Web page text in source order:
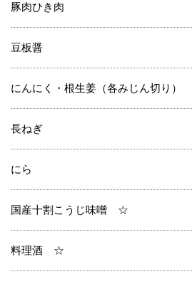
豚肉ひき肉
豆板醤
にんにく・根生姜（各みじん切り）
長ねぎ
にら
国産十割こうじ味噌 ☆
料理酒 ☆